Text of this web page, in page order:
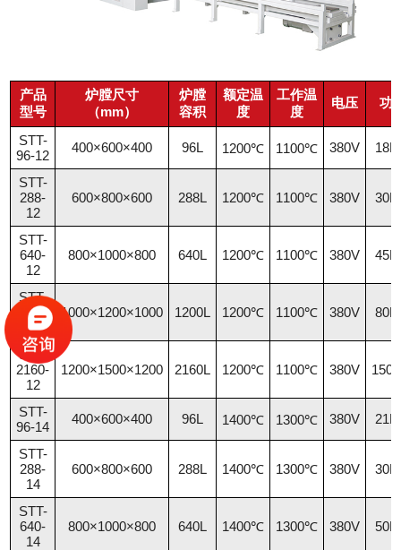
产品
型号
炉膛尺寸
（mm）
炉膛
容积
额定温
度
工作温
度
电压 功
STT-
96-12
400×600×400 96L 1200℃ 1100℃ 380V
STT-
288-
12
600×800×600 288L 1200℃ 1100℃ 380V
STT-
640-
12
800×1000×800 640L 1200℃ 1100℃ 380V
STT-
1200-
12
1000×1200×1000 1200L 1200℃ 1100℃ 380V
STT-
2160-
12
1200×1500×1200 2160L 1200℃ 1100℃ 380V
STT-
96-14
400×600×400 96L 1400℃ 1300℃ 380V
STT-
288-
14
600×800×600 288L 1400℃ 1300℃ 380V
STT-
640-
14
800×1000×800 640L 1400℃ 1300℃ 380V